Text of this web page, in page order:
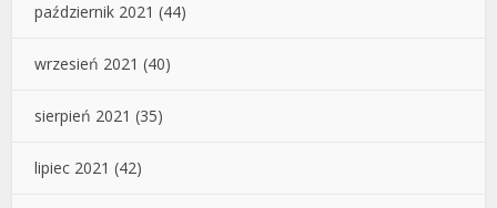
październik 2021 (44)
wrzesień 2021 (40)
sierpień 2021 (35)
lipiec 2021 (42)